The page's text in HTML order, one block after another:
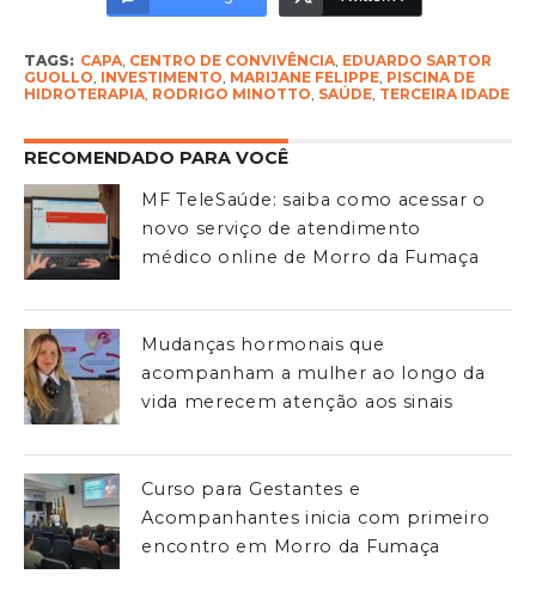
TAGS: CAPA, CENTRO DE CONVIVÊNCIA, EDUARDO SARTOR
GUOLLO INVESTIMENTO MARIJANE FELIPPE, PISCINA DE
HIDROTERAPIA, RODRIGO MINOTTO SAÚDE, TERCEIRA IDADE
RECOMENDADO PARA VOCÊ
MF TeleSaúde: saiba como acessar o
novo serviço de atendimento
médico online de Morro da Fumaça
Mudanças hormonais que
acompanham a mulher ao longo da
vida merecem atenção aos sinais
Curso para Gestantes e
Acompanhantes inicia com primeiro
encontro em Morro da Fumaça